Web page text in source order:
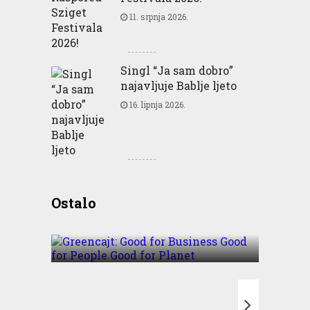
11. srpnja 2026.
Singl “Ja sam dobro”
najavljuje Bablje ljeto
16. lipnja 2026.
OstaloBusiness Good for People